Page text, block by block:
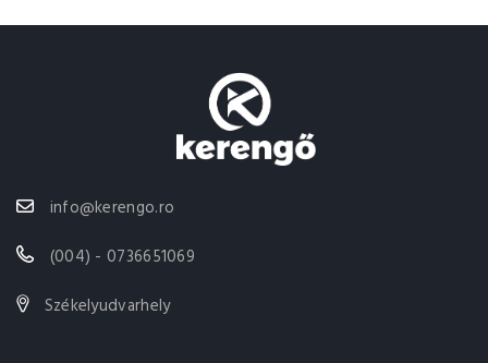
info@kerengo.ro
(004) - 0736651069
Székelyudvarhely